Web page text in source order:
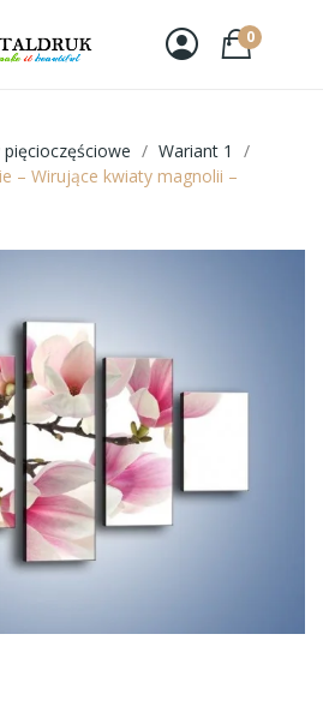
0
pięcioczęściowe
Wariant 1
– Wirujące kwiaty magnolii –